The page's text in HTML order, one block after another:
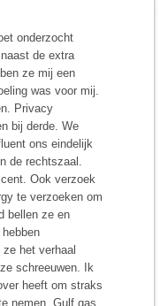
onderzocht
de extra
ze mij een
was voor mij.
Privacy
bij derde. We
ons eindelijk
de rechtszaal.
Ook verzoek
te verzoeken om
bellen ze en
het verhaal
schreeuwen. Ik
heeft om straks
nemen. Gulf gas